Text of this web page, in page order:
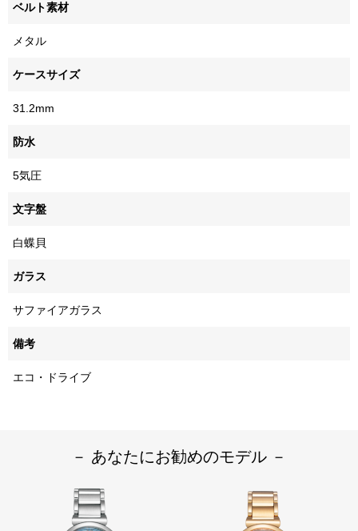
ベルト素材
メタル
ケースサイズ
31.2mm
防水
5気圧
文字盤
白蝶貝
ガラス
サファイアガラス
備考
エコ・ドライブ
－ あなたにお勧めのモデル －